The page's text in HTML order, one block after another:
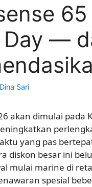
Day —
Dina Sari
akan dimulai pada
yang pas
diskon besar ini
mulai marine di
spesial